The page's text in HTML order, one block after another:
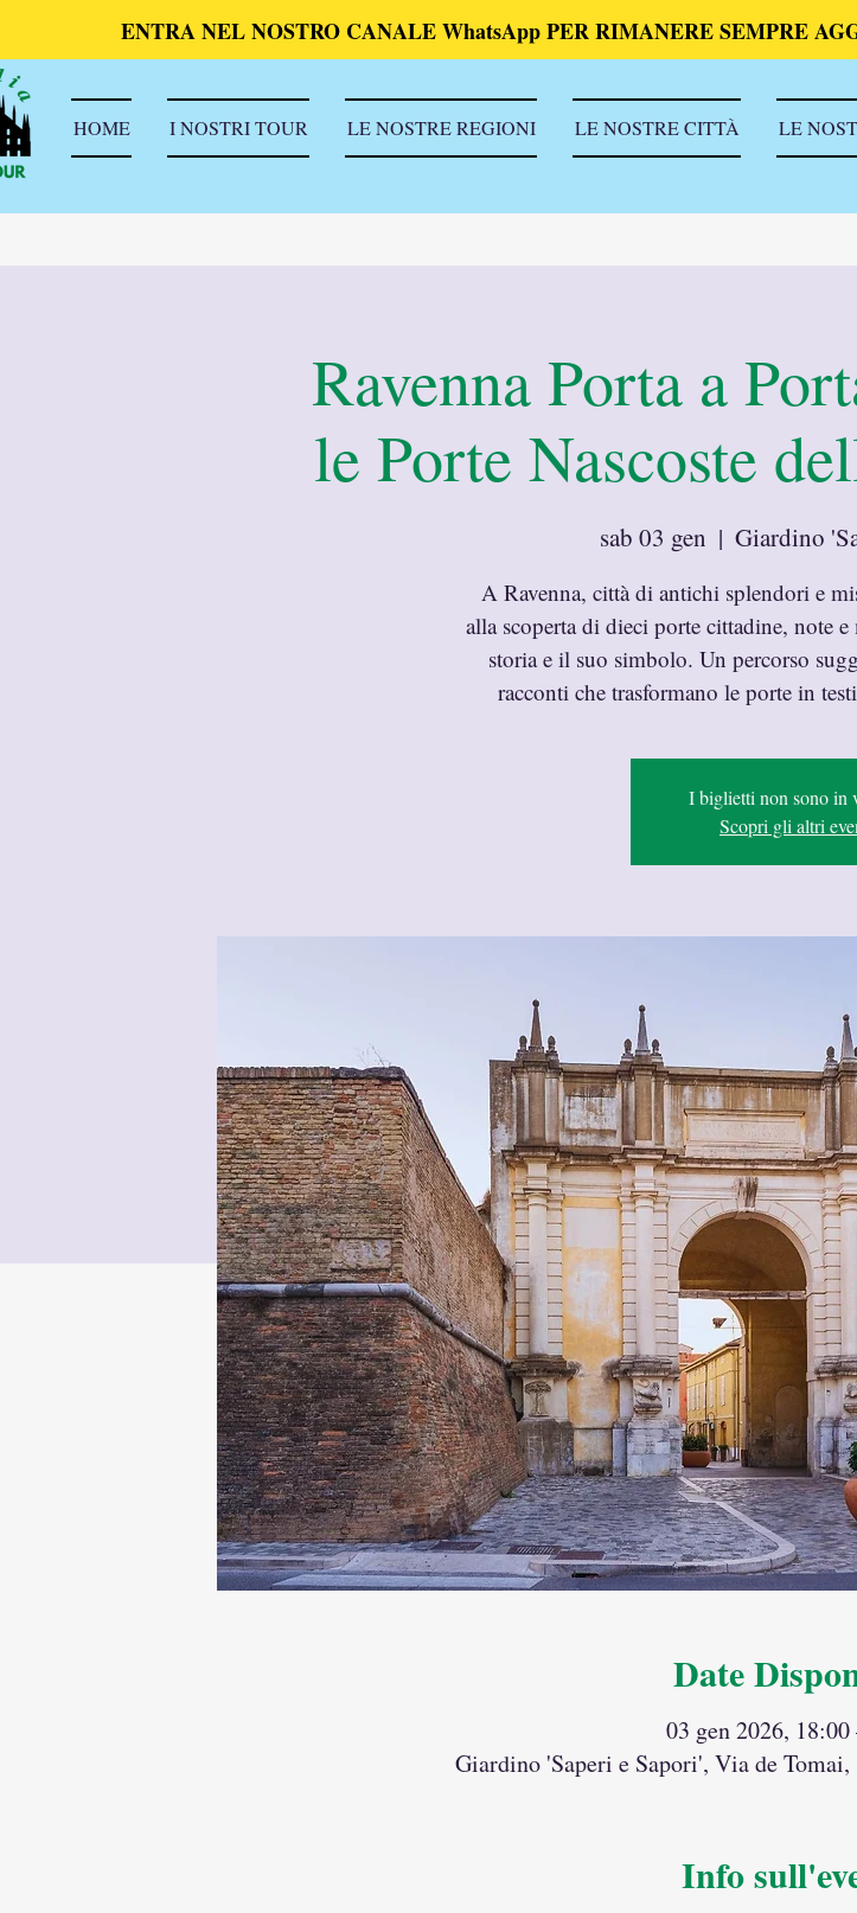
ENTRA NEL NOSTRO CANALE WhatsApp PER RIMANERE SEMPRE
HOME I NOSTRI TOUR LE NOSTRE REGIONI LE NOSTRE CITTÀ LE
Ravenna Porta a
le Porte Nascoste
sab 03 gen
  |
Giardino
A Ravenna, città di antichi splendori e
alla scoperta di dieci porte cittadine, note
storia e il suo simbolo. Un percorso
racconti che trasformano le porte in
I biglietti non sono in
Scopri gli altri
Date
03 gen 2026,
Giardino 'Saperi e Sapori', Via de
Info